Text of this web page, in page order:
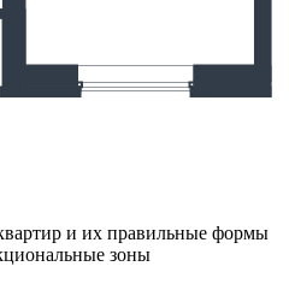
и их правильные формы
зоны